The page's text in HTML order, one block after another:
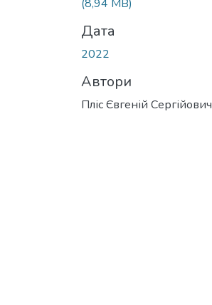
(8,94 MB)
Дата
2022
Автори
Пліс Євгеній Сергійович